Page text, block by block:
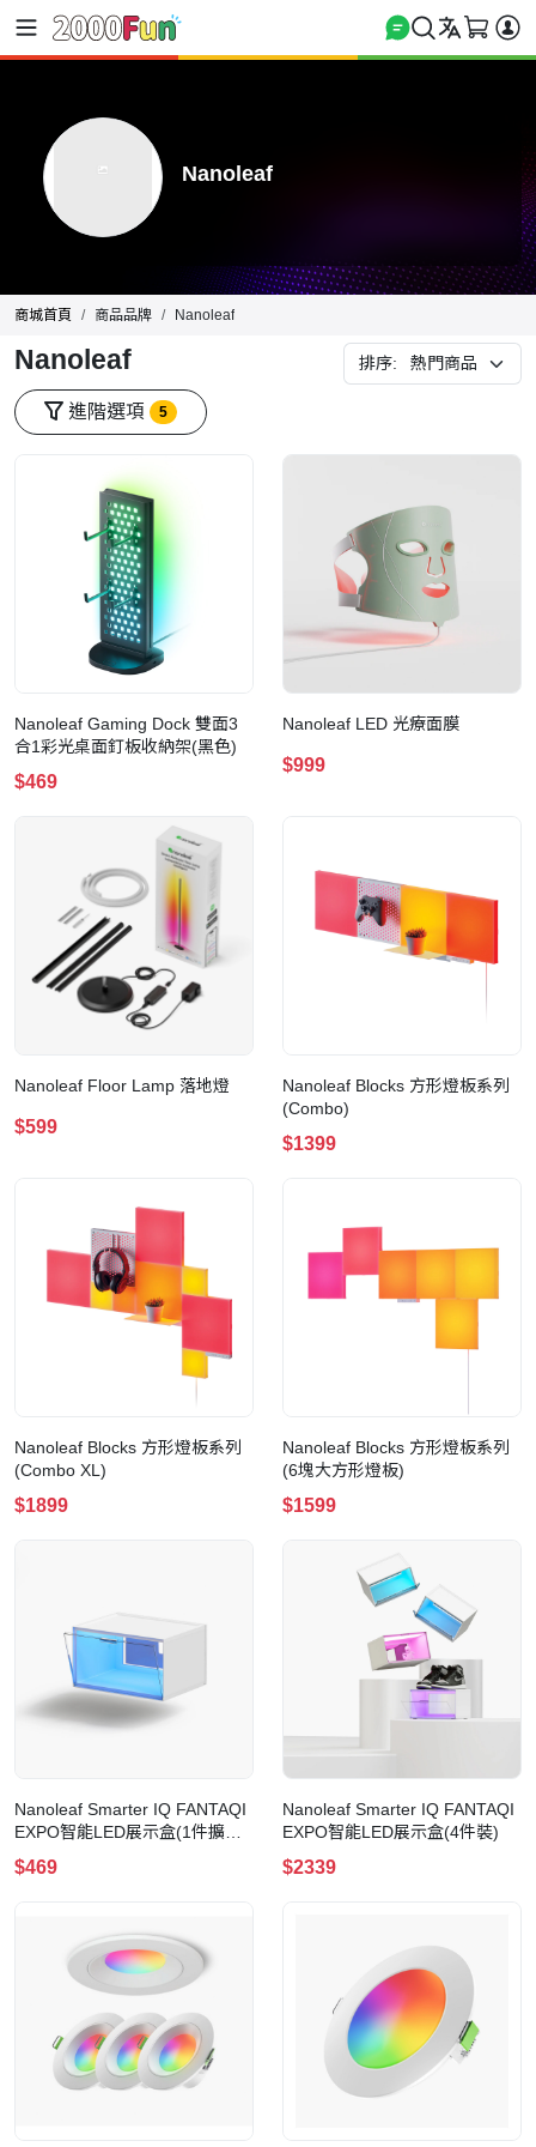
Nanoleaf
商城首頁 商品品牌 Nanoleaf
Nanoleaf 排序:
進階選項 5
Nanoleaf Gaming Dock 雙面3
合1彩光桌面釘板收納架(黑色)
$469
Nanoleaf LED 光療面膜
$999
Nanoleaf Floor Lamp 落地燈
$599
Nanoleaf Blocks 方形燈板系列
(Combo)
$1399
Nanoleaf Blocks 方形燈板系列
(Combo XL)
$1899
Nanoleaf Blocks 方形燈板系列
(6塊大方形燈板)
$1599
Nanoleaf Smarter IQ FANTAQI
EXPO智能LED展示盒(1件擴充
裝)
$469
Nanoleaf Smarter IQ FANTAQI
EXPO智能LED展示盒(4件裝)
$2339